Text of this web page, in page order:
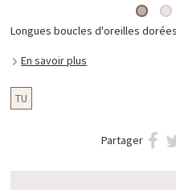
Longues boucles d'oreilles
En savoir plus
TU
Partager